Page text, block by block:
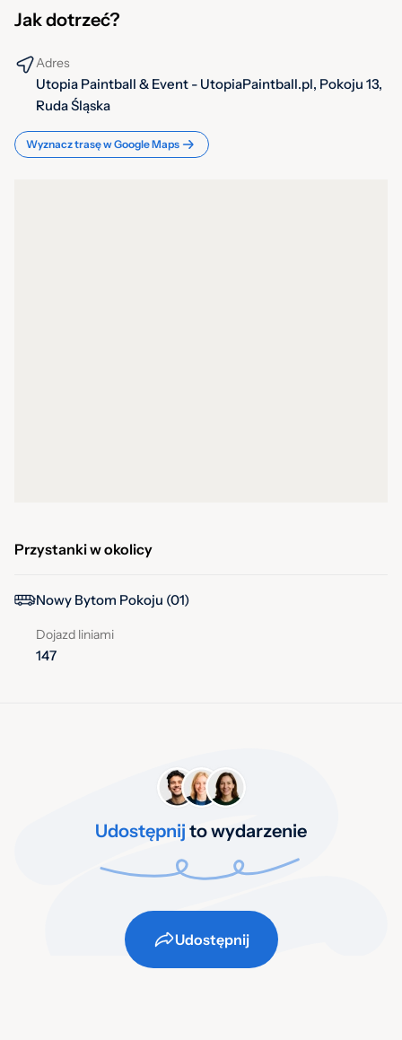
Jak dotrzeć?
Adres
Utopia Paintball & Event - UtopiaPaintball.pl, Pokoju 13,
Ruda Śląska
Wyznacz trasę w Google Maps
Przystanki w okolicy
Nowy Bytom Pokoju (01)
Dojazd liniami
147
Udostępnij to wydarzenie
Udostępnij